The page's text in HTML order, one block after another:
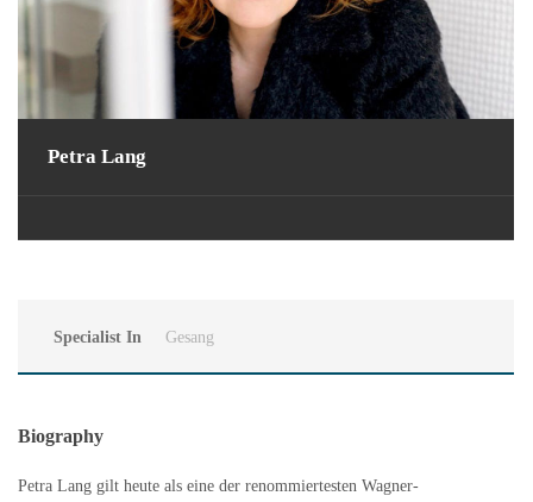
Petra Lang
Specialist In Gesang
Biography
Petra Lang gilt heute als eine der renommiertesten Wagner-